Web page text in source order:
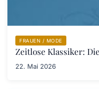
FRAUEN / MODE
Zeitlose Klassiker:
22. Mai 2026